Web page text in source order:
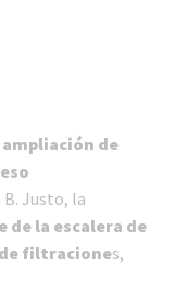
de
B. Justo, la
de la escalera de
filtraciones,